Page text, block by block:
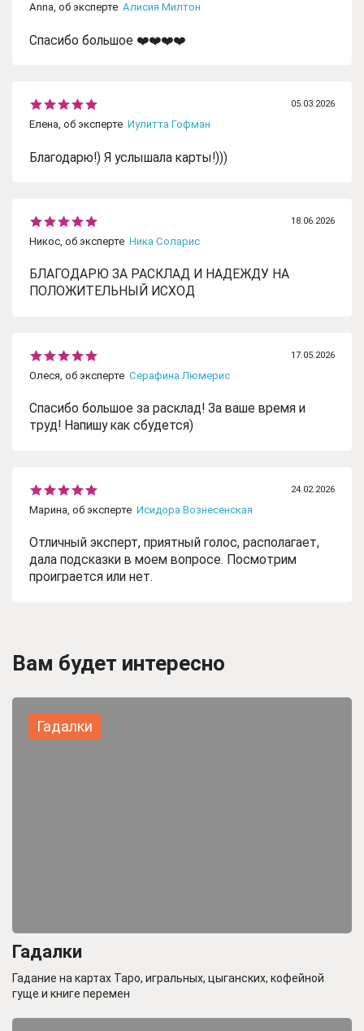
Anna, об эксперте Алисия Милтон
Спасибо большое ❤️❤️❤️❤️
05.03.2026
Елена, об эксперте Иулитта Гофман
Благодарю!) Я услышала карты!)))
18.06.2026
Никос, об эксперте Ника Соларис
БЛАГОДАРЮ ЗА РАСКЛАД И НАДЕЖДУ НА
ПОЛОЖИТЕЛЬНЫЙ ИСХОД
17.05.2026
Олеся, об эксперте Серафина Люмерис
Спасибо большое за расклад! За ваше время и
труд! Напишу как сбудется)
24.02.2026
Марина, об эксперте Исидора Вознесенская
Отличный эксперт, приятный голос, располагает,
дала подсказки в моем вопросе. Посмотрим
проиграется или нет.
Вам будет интересно
Гадалки
Гадалки
Гадание на картах Таро, игральных, цыганских, кофейной
гуще и книге перемен